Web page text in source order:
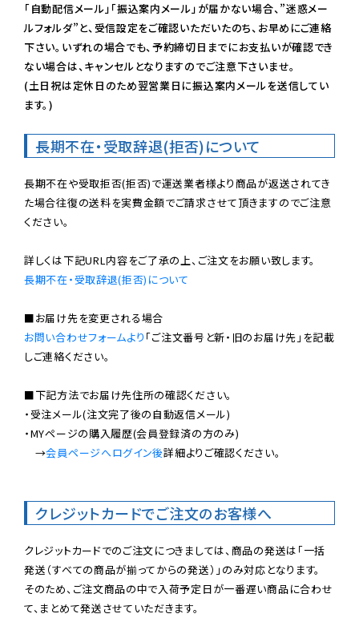
「自動配信メール」「振込案内メール」が届かない場合、”迷惑メー
ルフォルダ”と、受信設定をご確認いただいたのち、お早めにご連絡
下さい。いずれの場合でも、予約締切日までにお支払いが確認でき
ない場合は、キャンセルとなりますのでご注意下さいませ。
(土日祝は定休日のため翌営業日に振込案内メールを送信してい
ます。)
長期不在・受取辞退(拒否)について
長期不在や受取拒否(拒否)で運送業者様より商品が返送されてき
た場合往復の送料を実費金額でご請求させて頂きますのでご注意
ください。
長期不在・受取辞退(拒否)について
お問い合わせフォームより 「ご注文番号と新・旧のお届け先」を記載
しご連絡ください。
■下記方法でお届け先住所の確認ください。
・受注メール(注文完了後の自動返信メール)
・MYページの購入履歴(会員登録済の方のみ)
→会員ページへログイン後詳細よりご確認ください。
クレジットカードでご注文のお客様へ
クレジットカードでのご注文につきましては、商品の発送は「一括
発送（すべての商品が揃ってからの発送）」のみ対応となります。
そのため、ご注文商品の中で入荷予定日が一番遅い商品に合わせ
て、まとめて発送させていただきます。